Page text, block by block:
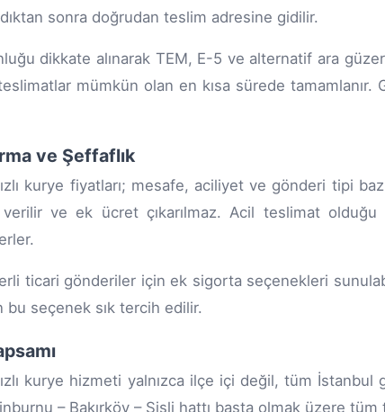
sonra doğrudan teslim adresine gidilir.
dikkate alınarak TEM, E-5 ve alternatif ara
mümkün olan en kısa sürede tamamlanır.
ve Şeffaflık
kurye fiyatları; mesafe, aciliyet ve gönderi tipi baz
ve ek ücret çıkarılmaz. Acil teslimat
ticari gönderiler için ek sigorta seçenekleri
bu seçenek sık tercih edilir.
kurye hizmeti yalnızca ilçe içi değil, tüm İstanbul
– Bakırköy – Şişli hattı başta olmak üzere